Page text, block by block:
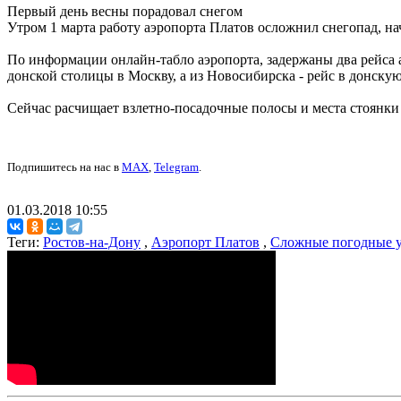
Первый день весны порадовал снегом
Утром 1 марта работу аэропорта Платов осложнил снегопад,
По информации онлайн-табло аэропорта, задержаны два
донской столицы в Москву, а из Новосибирска - рейс в
Сейчас расчищает взлетно-посадочные полосы и места
Подпишитесь на нас в MAX, Telegram.
01.03.2018 10:55
Теги: Ростов-на-Дону , Аэропорт Платов , Сложные погодные